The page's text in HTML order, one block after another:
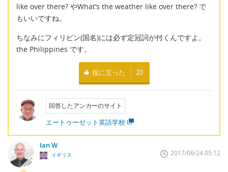
like over there? やWhat’s the weather like over there? で
もいいですね。
ちなみにフィリピン(国名)には必ず定冠詞が付くんですよ。
the Philippines です。
役に立った 20
回答したアンカーのサイト
エートゥーゼット英語学校
Ian W
イギリス 2017/06/24 05:12